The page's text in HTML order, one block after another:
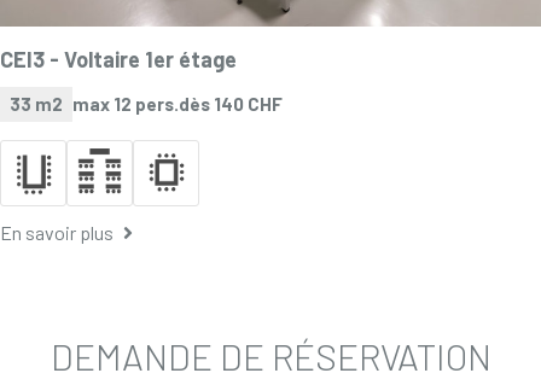
CEI3 - Voltaire 1er étage
33 m2 max 12 pers. dès 140 CHF
En savoir plus
DEMANDE DE RÉSERVATION